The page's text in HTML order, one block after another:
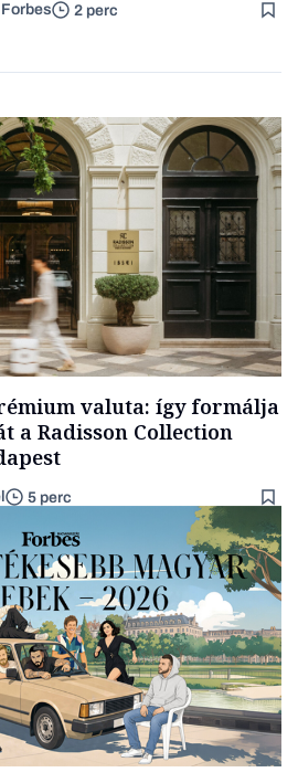
Forbes 2 perc
valuta: így formálja
a Radisson Collection
5 perc